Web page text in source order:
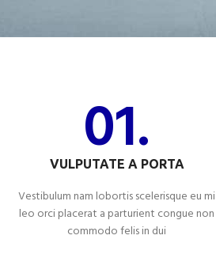
01.
VULPUTATE A PORTA
Vestibulum nam lobortis scelerisque eu mi
leo orci placerat a parturient congue non
commodo felis in dui